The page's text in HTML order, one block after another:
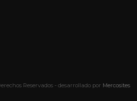
Reservados - desarrollado por Mercosites